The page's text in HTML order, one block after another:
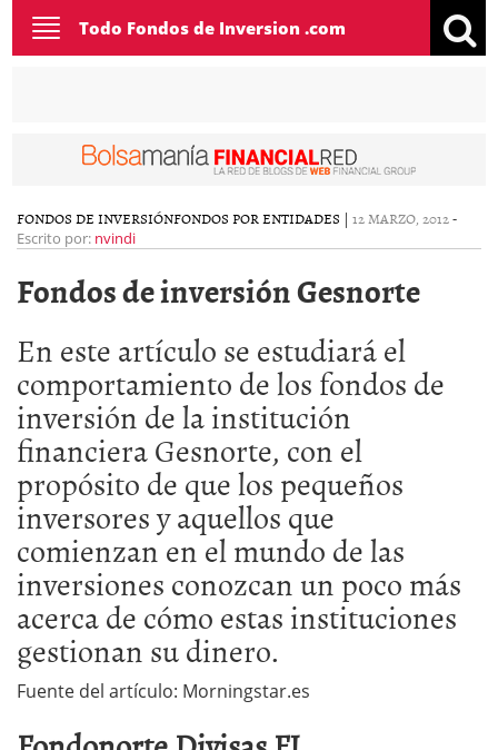
Toggle
navigation
Todo Fondos de Inversion .com
FONDOS DE INVERSIÓNFONDOS POR ENTIDADES | 12 MARZO, 2012-
Escrito por: nvindi
Fondos de inversión Gesnorte
En este artículo se estudiará el
comportamiento de los fondos de
inversión de la institución
financiera Gesnorte, con el
propósito de que los pequeños
inversores y aquellos que
comienzan en el mundo de las
inversiones conozcan un poco más
acerca de cómo estas instituciones
gestionan su dinero.
Fuente del artículo: Morningstar.es